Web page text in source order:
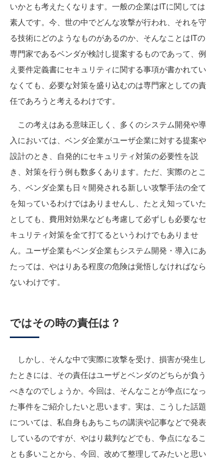
いかとも考えたくなります。一般の企業はITに関しては
素人です。今、世の中でどんな攻撃が行われ、それを守
る技術にどのようなものがあるのか、そんなことはITの
専門家であるベンダが検討し提案するものであって、例
え要件定義書にセキュリティに関する事項が書かれてい
なくても、必要な対策を盛り込むのは専門家としての責
任であろうと考えるわけです。
この考えはある意味正しく、多くのシステム開発や導
入においては、ベンダ企業がユーザ企業に対する提案や
設計のとき、自発的にセキュリティ対策の必要性を説
き、対策を行う例も数多くあります。ただ、実際のとこ
ろ、ベンダ企業も日々開発される新しい攻撃手法の全て
を知っているわけではありませんし、たとえ知っていた
としても、費用対効果なども考慮して必ずしも必要なセ
キュリティ対策を全て打てるというわけでもありませ
ん。ユーザ企業もベンダ企業もシステム開発・導入にあ
たっては、やはりある程度の危険は覚悟しなければなら
ないわけです。
ではその時の責任は？
しかし、そんな中で実際に攻撃を受け、損害が発生し
たときには、その責任はユーザとベンダのどちらが負う
べきなのでしょうか。今回は、そんなことが争点になっ
た事件をご紹介したいと思います。実は、こうした話題
については、私自身もあちこちの講演や記事などで発表
しているのですが、やはり裁判などでも、争点になるこ
とも多いことから、今回、改めて整理してみたいと思い